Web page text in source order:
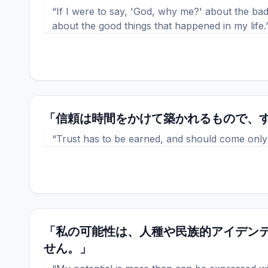
“If I were to say, 'God, why me?' about the
about the good things that happened in my
「信頼は時間をかけて築かれるもので
“Trust has to be earned, and should come
「私の可能性は、人種や民族的アイデ
せん。」